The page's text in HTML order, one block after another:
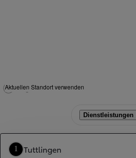
Aktuellen Standort verwenden
Dienstleistungen
1 Tuttlingen